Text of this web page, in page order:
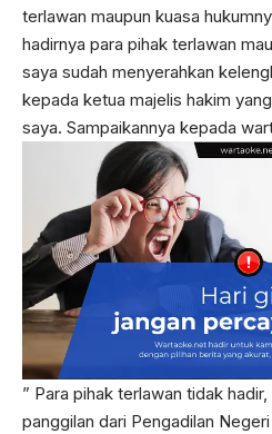
terlawan maupun kuasa
hadirnya para pihak terlawan
saya sudah menyerahkan
kepada ketua majelis hakim
saya. Sampaikannya kepada
” Para pihak terlawan tidak
panggilan dari Pengadilan